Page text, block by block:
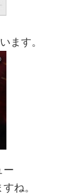
ます。
ー
ね。